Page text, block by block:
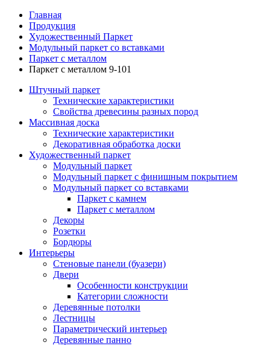
Главная
Продукция
Художественный Паркет
Модульный паркет со вставками
Паркет с металлом
Паркет с металлом 9-101
Штучный паркет
Технические характеристики
Свойства древесины разных пород
Массивная доска
Технические характеристики
Декоративная обработка доски
Художественный паркет
Модульный паркет
Модульный паркет с финишным покрытием
Модульный паркет со вставками
Паркет с камнем
Паркет с металлом
Декоры
Розетки
Бордюры
Интерьеры
Стеновые панели (буазери)
Двери
Особенности конструкции
Категории сложности
Деревянные потолки
Лестницы
Параметрический интерьер
Деревянные панно